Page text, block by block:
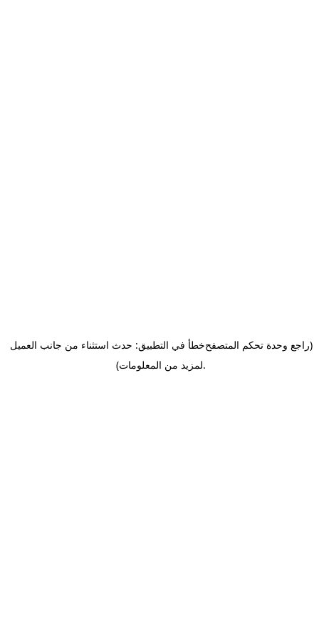
خطأ في التطبيق: حدث استثناء من جانب العميل(راجع وحدة تحكم المتصفح
لمزيد من المعلومات).